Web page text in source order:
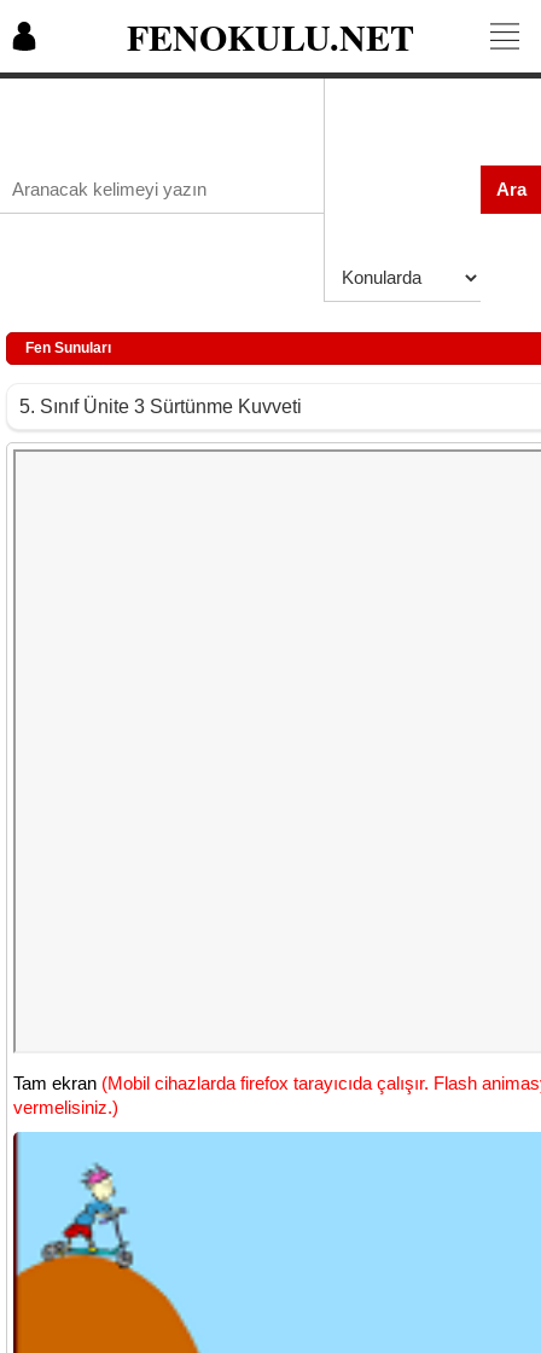
FENOKULU.NET
Ara
Fen Sunuları
5. Sınıf Ünite 3 Sürtünme Kuvveti
Tam ekran (Mobil cihazlarda firefox tarayıcıda çalışır. Flash
vermelisiniz.)